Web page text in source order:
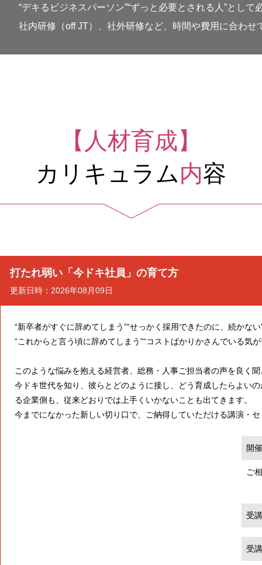
“デキるビジネスパーソン”“ずっと必要とされる人”とし
社内研修（off JT）、社外研修など、時間や費用に合わ
【人材育成】
カリキュラム内容
打たれ弱い「今ドキ社員」の育て方
更新日時：2026年08月09日
“新卒者がすぐに辞めてしまう”“せっかく採用できたのに、続かない
“これからと言う頃に辞めてしまう”“コストばかりかさんでいる気が
このような悩みを抱える経営者、総務・人事ご担当者の声を良く
今ドキ世代を知り、彼らとどのように接し、どう育成したらよい
る企業側も、従来どおりでは上手くいかないことも出てきます。
今までになかった新しい切り口で、ご納得していただける講演・
開
ご
受
受